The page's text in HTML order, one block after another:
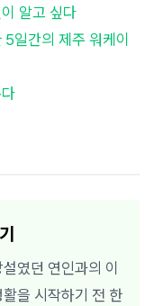
알고 싶다
일간의 제주 워케이
였던 연인과의 이
을 시작하기 전 한